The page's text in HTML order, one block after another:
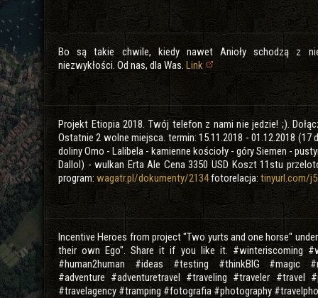
Bo są takie chwile, kiedy nawet Anioły schodzą z
niezwykłości. Od nas, dla Was. Link
Projekt Etiopia 2018. Twój telefon z nami nie jedzie! ;).
Ostatnie 2 wolne miejsca. termin: 15.11.2018 - 01.12.2018
doliny Omo - Lalibela - kamienne kościoły - góry Siemen -
Dallol) - wulkan Erta Ale Cena 3350 USD Koszt 11stu
program:wagatr.pl/dokumenty/2134fotorelacja: tinyurl.com/
Incentive Heroes from project "Two yurts and one horse"
their own Ego". Share it if you like it. #winteriscoming
#human2human #ideas #testing #thinkBIG #magic
#adventure #adventuretravel #traveling #traveler #travel
#travelagency #tramping #fotografia #photography